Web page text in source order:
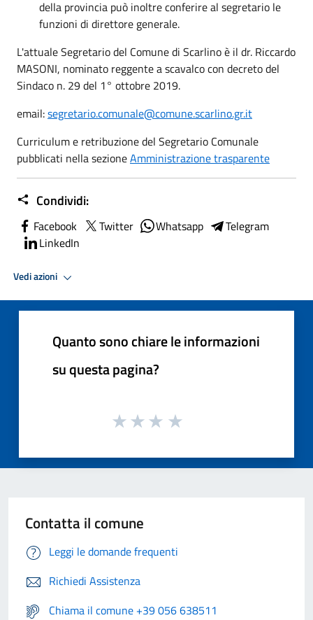
della provincia può inoltre conferire al segretario le
funzioni di direttore generale.
L'attuale Segretario del Comune di Scarlino è il dr. Riccardo
MASONI, nominato reggente a scavalco con decreto del
Sindaco n. 29 del 1° ottobre 2019.
email:segretario.comunale@comune.scarlino.gr.it
Curriculum e retribuzione del Segretario Comunale
pubblicati nella sezioneAmministrazione trasparente
Condividi:
Facebook Twitter Whatsapp
Telegram
LinkedIn
Vedi azioni
Quanto sono chiare le informazioni
su questa pagina?
Contatta il comune
Leggi le domande frequenti
Richiedi Assistenza
Chiama il comune +39 056 638511